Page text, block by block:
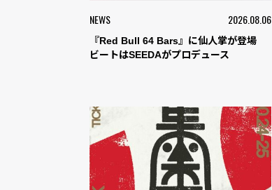
NEWS 2026.08.06
『Red Bull 64 Bars』に仙人掌が登場
ビートはSEEDAがプロデュース